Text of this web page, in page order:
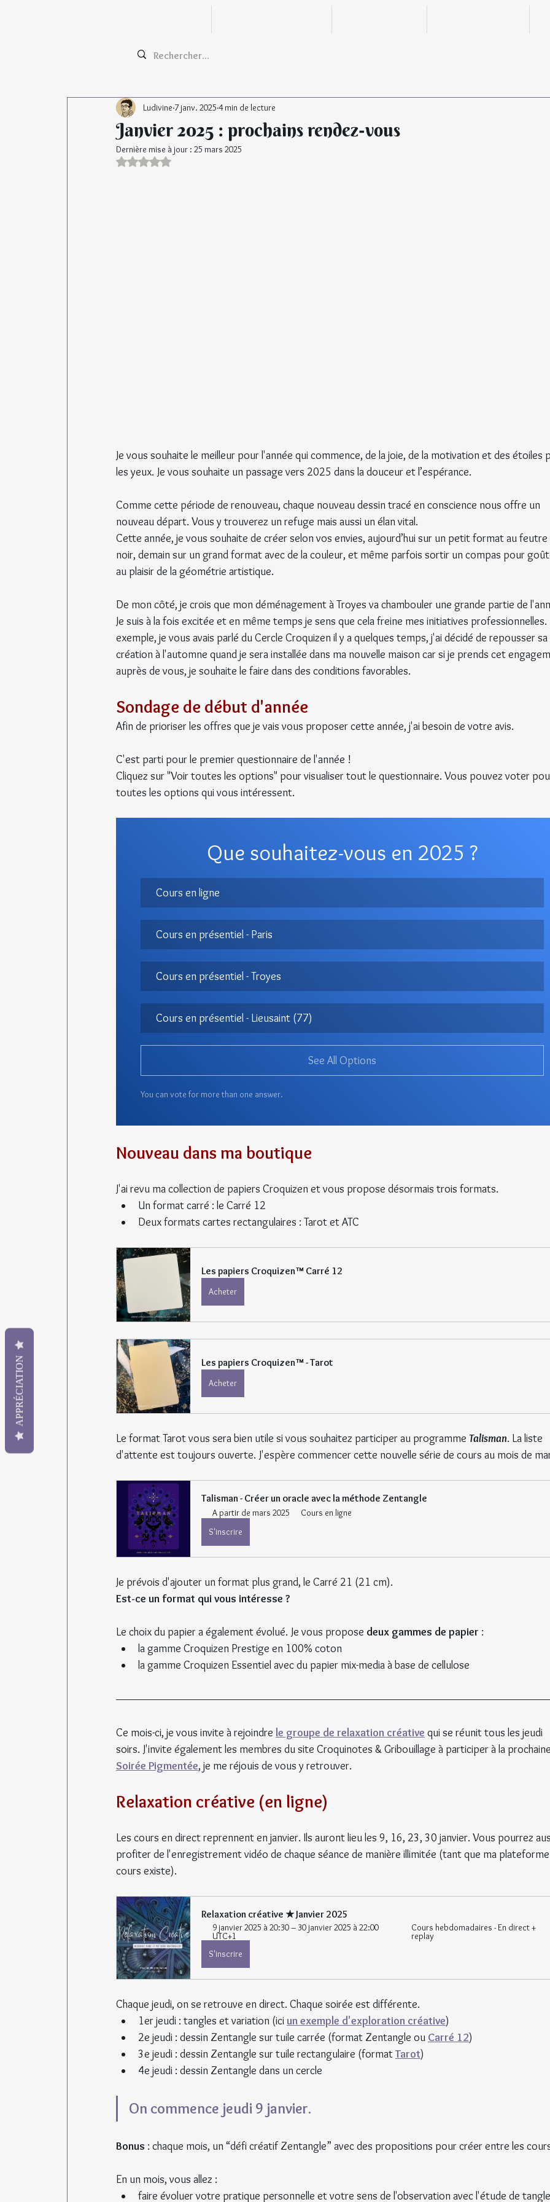
Janvier 2025 : prochains rendez-vous
Ludivine 7 janv. 2025 4 min de lecture
Dernière mise à jour : 25 mars 2025
Noté NaN étoiles sur 5.
Je vous souhaite le meilleur pour l'année qui commence, de la joie, de la motivation et des étoiles
les yeux. Je vous souhaite un passage vers 2025 dans la douceur et l’espérance.
Comme cette période de renouveau, chaque nouveau dessin tracé en conscience nous offre un
nouveau départ. Vous y trouverez un refuge mais aussi un élan vital.
Cette année, je vous souhaite de créer selon vos envies, aujourd’hui sur un petit format au feutre
noir, demain sur un grand format avec de la couleur, et même parfois sortir un compas pour
au plaisir de la géométrie artistique.
De mon côté, je crois que mon déménagement à Troyes va chambouler une grande partie de
Je suis à la fois excitée et en même temps je sens que cela freine mes initiatives
exemple, je vous avais parlé du Cercle Croquizen il y a quelques temps, j'ai décidé de repousser sa
création à l'automne quand je sera installée dans ma nouvelle maison car si je prends cet
auprès de vous, je souhaite le faire dans des conditions favorables.
Sondage de début d'année
Afin de prioriser les offres que je vais vous proposer cette année, j'ai besoin de votre avis.
C'est parti pour le premier questionnaire de l'année !
Cliquez sur "Voir toutes les options" pour visualiser tout le questionnaire. Vous pouvez voter
toutes les options qui vous intéressent.
Que souhaitez-vous en 2025 ?
Cours en ligne
Cours en présentiel - Paris
Cours en présentiel - Troyes
Cours en présentiel - Lieusaint (77)
See All Options
You can vote for more than one answer.
Nouveau dans ma boutique
J'ai revu ma collection de papiers Croquizen et vous propose désormais trois formats.
Un format carré : le Carré 12
Deux formats cartes rectangulaires : Tarot et ATC
Les papiers Croquizen™ Carré 12
Acheter
Les papiers Croquizen™ - Tarot
Acheter
Le format Tarot vous sera bien utile si vous souhaitez participer au programme Talisman. La liste
d'attente est toujours ouverte. J'espère commencer cette nouvelle série de cours au mois de
Talisman - Créer un oracle avec la méthode Zentangle
A partir de mars 2025
Cours en ligne
S'inscrire
Je prévois d'ajouter un format plus grand, le Carré 21 (21 cm).
Est-ce un format qui vous intéresse ?
Le choix du papier a également évolué. Je vous propose deux gammes de papier :
la gamme Croquizen Prestige en 100% coton
la gamme Croquizen Essentiel avec du papier mix-media à base de cellulose
Ce mois-ci, je vous invite à rejoindre le groupe de relaxation créative qui se réunit tous les jeudi
soirs. J'invite également les membres du site Croquinotes & Gribouillage à participer à la
Soirée Pigmentée, je me réjouis de vous y retrouver.
Relaxation créative (en ligne)
Les cours en direct reprennent en janvier. Ils auront lieu les 9, 16, 23, 30 janvier. Vous pourrez
profiter de l'enregistrement vidéo de chaque séance de manière illimitée (tant que ma
cours existe).
Relaxation créative ★ Janvier 2025
9 janvier 2025 à 20:30 – 30 janvier 2025 à 22:00
UTC+1
Cours hebdomadaires - En direct +
replay
S'inscrire
Chaque jeudi, on se retrouve en direct. Chaque soirée est différente.
1er jeudi : tangles et variation (ici un exemple d'exploration créative)
2e jeudi : dessin Zentangle sur tuile carrée (format Zentangle ou Carré 12)
3e jeudi : dessin Zentangle sur tuile rectangulaire (format Tarot)
4e jeudi : dessin Zentangle dans un cercle
On commence jeudi 9 janvier.
Bonus : chaque mois, un “défi créatif Zentangle” avec des propositions pour créer entre les
En un mois, vous allez :
faire évoluer votre pratique personnelle et votre sens de l'observation avec l'étude de
APPRÉCIATION